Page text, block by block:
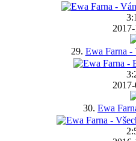
29. Ewa Farna -
30. Ewa